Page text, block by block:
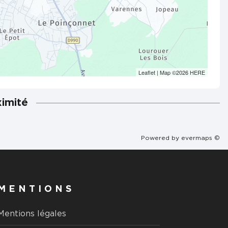
Leaflet| Map ©2026 HERE
Powered by evermaps ©
légales